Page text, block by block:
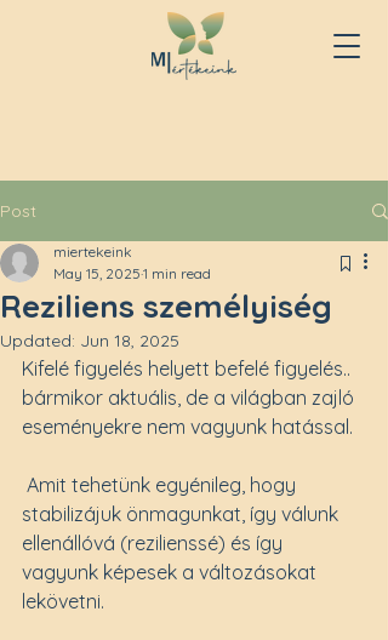
Post
Reziliens személyiség
miertekeink
May 15, 2025 1 min read
Updated: Jun 18, 2025
Kifelé figyelés helyett befelé figyelés..
bármikor aktuális, de a világban zajló
eseményekre nem vagyunk hatással.
stabilizájuk önmagunkat, így válunk
ellenállóvá (rezilienssé) és így
vagyunk képesek a változásokat
lekövetni.